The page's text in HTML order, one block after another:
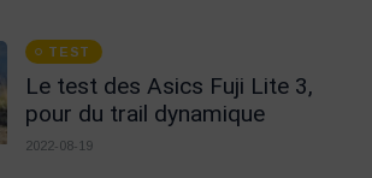
TEST
Le test des Asics Fuji Lite 3,
pour du trail dynamique
2022-08-19